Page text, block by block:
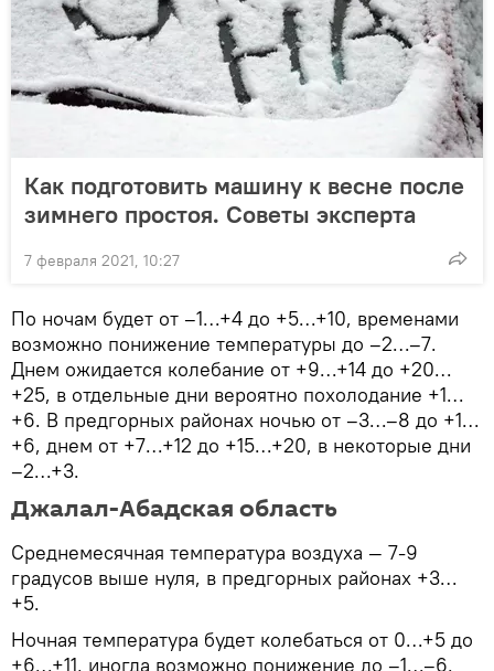
Как подготовить машину к весне после
зимнего простоя. Советы эксперта
7 февраля 2021, 10:27
По ночам будет от –1…+4 до +5…+10, временами
возможно понижение температуры до –2…–7.
Днем ожидается колебание от +9…+14 до +20…
+25, в отдельные дни вероятно похолодание +1…
+6. В предгорных районах ночью от –3…–8 до +1…
+6, днем от +7…+12 до +15…+20, в некоторые дни
–2…+3.
Джалал-Абадская область
Среднемесячная температура воздуха — 7-9
градусов выше нуля, в предгорных районах +3…
+5.
Ночная температура будет колебаться от 0…+5 до
+6…+11, иногда возможно понижение до –1…–6.